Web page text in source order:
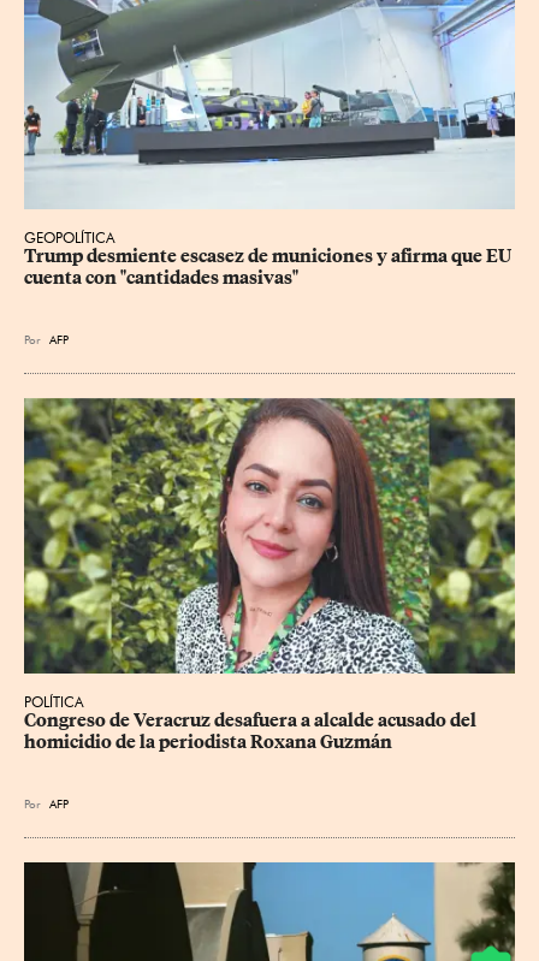
GEOPOLÍTICA
Trump desmiente escasez de municiones y afirma que EU
cuenta con "cantidades masivas"
Por AFP
POLÍTICA
Congreso de Veracruz desafuera a alcalde acusado del
homicidio de la periodista Roxana Guzmán
Por AFP